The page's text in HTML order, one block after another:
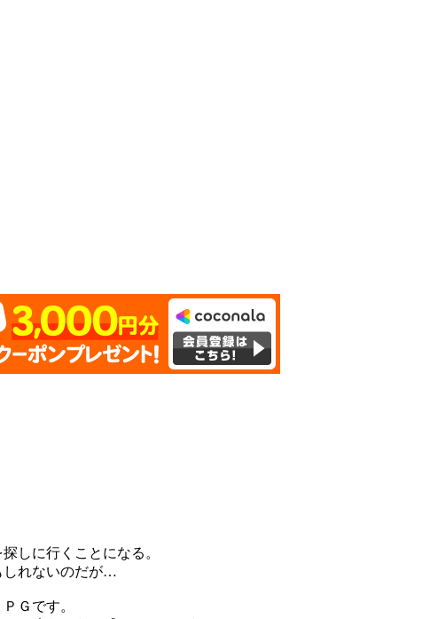
しに行くことになる。
しれないのだが…
Ｇです。